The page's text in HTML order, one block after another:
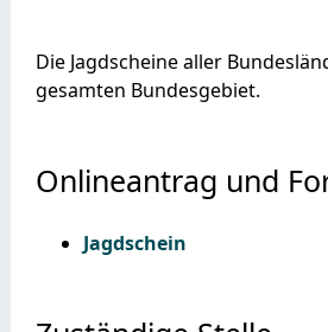
Die Jagdscheine aller
gesamten Bundesgebiet.
Onlineantrag und
Jagdschein